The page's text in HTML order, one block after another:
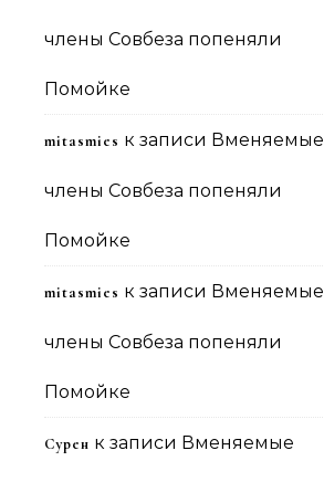
члены Совбеза попеняли
Помойке
mitasmies к записи Вменяемые
члены Совбеза попеняли
Помойке
mitasmies к записи Вменяемые
члены Совбеза попеняли
Помойке
Сурен к записи Вменяемые